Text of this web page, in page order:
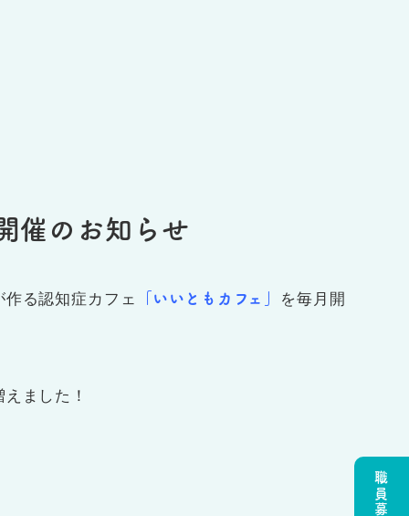
催のお知らせ
る認知症カフェ 「いいともカフェ」 を毎月開
ました！
職員募集